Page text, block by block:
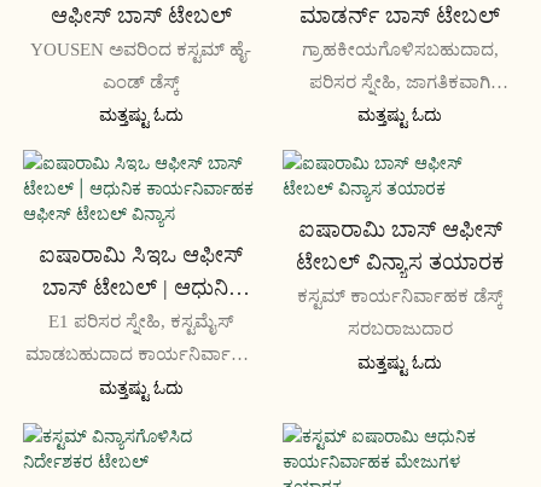
ಆಫೀಸ್ ಬಾಸ್ ಟೇಬಲ್
YOUSEN ಅವರಿಂದ ಕಸ್ಟಮ್ ಹೈ-
ಎಂಡ್ ಡೆಸ್ಕ್
ಮತ್ತಷ್ಟು ಓದು
ಮಾಡರ್ನ್ ಬಾಸ್ ಟೇಬಲ್
ಗ್ರಾಹಕೀಯಗೊಳಿಸಬಹುದಾದ,
ಪರಿಸರ ಸ್ನೇಹಿ, ಜಾಗತಿಕವಾಗಿ
ಸರಬರಾಜು ಮಾಡಲಾಗಿದೆ
ಮತ್ತಷ್ಟು ಓದು
ಐಷಾರಾಮಿ ಸಿಇಒ ಆಫೀಸ್
ಬಾಸ್ ಟೇಬಲ್ | ಆಧುನಿಕ
ಕಾರ್ಯನಿರ್ವಾಹಕ ಆಫೀಸ್
ಟೇಬಲ್ ವಿನ್ಯಾಸ
E1 ಪರಿಸರ ಸ್ನೇಹಿ, ಕಸ್ಟಮೈಸ್
ಮಾಡಬಹುದಾದ ಕಾರ್ಯನಿರ್ವಾಹಕ
ಡೆಸ್ಕ್
ಮತ್ತಷ್ಟು ಓದು
ಐಷಾರಾಮಿ ಬಾಸ್ ಆಫೀಸ್
ಟೇಬಲ್ ವಿನ್ಯಾಸ ತಯಾರಕ
ಕಸ್ಟಮ್ ಕಾರ್ಯನಿರ್ವಾಹಕ ಡೆಸ್ಕ್
ಸರಬರಾಜುದಾರ
ಮತ್ತಷ್ಟು ಓದು